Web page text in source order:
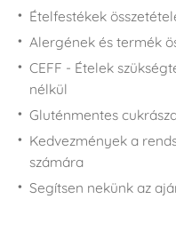
Ételfestékek
Alergének és termék
CEFF - Ételek
nélkül
Gluténmentes
Kedvezmények a
számára
Segítsen nekünk az